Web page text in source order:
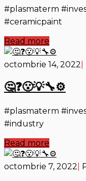
#plasmaterm
#ceramicpaint
Read more
octombrie 14, 2022
🤔❓😮💡🔧⚙️
#plasmaterm
#industry
Read more
octombrie 7, 2022